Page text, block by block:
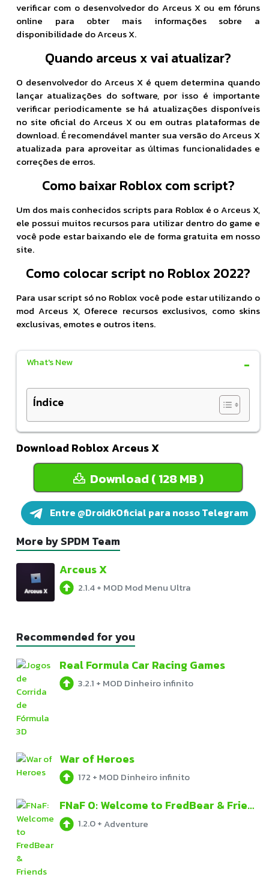
verificar com o desenvolvedor do Arceus X ou em fóruns
online para obter mais informações sobre a
disponibilidade do Arceus X.
Quando arceus x vai atualizar?
O desenvolvedor do Arceus X é quem determina quando
lançar atualizações do software, por isso é importante
verificar periodicamente se há atualizações disponíveis
no site oficial do Arceus X ou em outras plataformas de
download. É recomendável manter sua versão do Arceus X
atualizada para aproveitar as últimas funcionalidades e
correções de erros.
Como baixar Roblox com script?
Um dos mais conhecidos scripts para Roblox é o Arceus X,
ele possui muitos recursos para utilizar dentro do game e
você pode estar baixando ele de forma gratuita em nosso
site.
Como colocar script no Roblox 2022?
Para usar script só no Roblox você pode estar utilizando o
mod Arceus X, Oferece recursos exclusivos, como skins
exclusivas, emotes e outros itens.
What's New
Índice
Download Roblox Arceus X
Download ( 128 MB )
Entre @DroidkOficial para nosso Telegram
More by SPDM Team
Arceus X
2.1.4+ MOD Mod Menu Ultra
Recommended for you
Real Formula Car Racing Games
3.2.1 + MOD Dinheiro infinito
War of Heroes
172 + MOD Dinheiro infinito
FNaF 0: Welcome to FredBear & Friends
1.2.0+ Adventure